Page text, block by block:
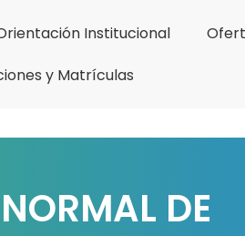
Institucional
y Matrículas
DE